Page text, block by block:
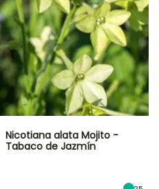
Nicotiana alata Mojito -
Tabaco de Jazmín